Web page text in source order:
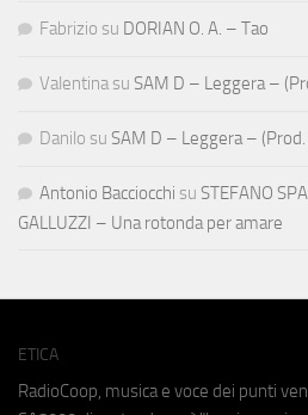
Fabrizio su DORIAN O. A. – Tao
Valentina su SAM D – Leggera –
Danilo su SAM D – Leggera –
Antonio Bacciocchi su STEFANO
GALLUZZI – Una rotonda per amare
ETICA
RadioCoop, musica e voce dei punti